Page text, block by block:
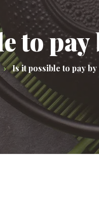
to
Is it possible to pay